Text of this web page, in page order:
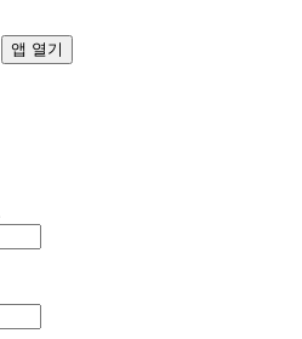
앱 열기